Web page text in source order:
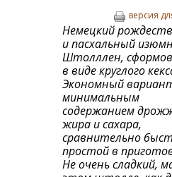
версия
Немецкий
и пасхальный
Штолллен,
в виде круглого
Экономный
минимальным
содержанием
жира и сахара,
сравнительно
простой в
Не очень сладкий,